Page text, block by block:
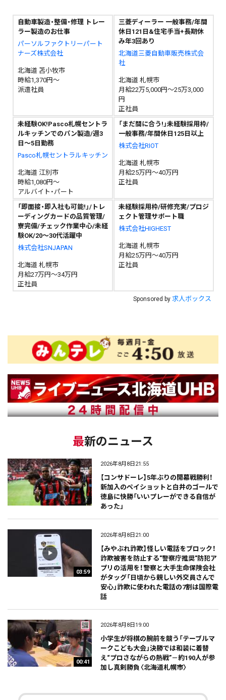
自動車製造・整備・修理 トレー
ラー製造のお仕事
パーソルファクトリーパート
ナーズ株式会社
北海道 苫小牧市
時給1,370円～
派遣社員
三菱ディーラー 一般事務/年間
休日121日&住宅手当+長期休
み年3回あり
北海道三菱自動車販売株式会
社
北海道 札幌市
月給22万5,000円～25万3,000
円
正社員
未経験OK!Pasco札幌セントラ
ルキッチンでのパン製造/週3
日～5日勤務
Pasco札幌セントラルキッチン
北海道 江別市
時給1,080円～
アルバイト・パート
「まだ間に合う!」未経験採用枠/
一般事務/年間休日125日以上
株式会社RIOT
北海道 札幌市
月給25万円～40万円
正社員
「即面接・即入社も可能!」/トレ
ーディングカードの品質管理/
寮完備/チェック作業中心/未経
験OK/20〜30代活躍中
株式会社SNJAPAN
北海道 札幌市
月給27万円～34万円
正社員
未経験採用枠/研修充実/プロジ
ェクト管理サポート職
株式会社HIGHEST
北海道 札幌市
月給25万円～40万円
正社員
Sponsored by 求人ボックス
最新のニュース
2026年8月8日21:55
【コンサドーレ】5年ぶりの開幕戦勝利！
新加入のペイショットと白井のゴールで
徳島に快勝「いいプレーができる自信が
あった」
03:59
2026年8月8日21:00
【みやぶれ詐欺】怪しい電話をブロック！
詐欺被害を防止する"警察庁推奨"防犯ア
プリの活用を！警察と大手生命保険会社
がタッグ「日頃から親しい外交員さんで
安心」詐欺に使われた電話の7割は国際電
話
00:41
2026年8月8日19:00
小学生が将棋の腕前を競う「テーブルマ
ークこども大会」決勝では和装に着替
え“プロさながらの熱戦”－約190人が参
加し真剣勝負〈北海道札幌市〉